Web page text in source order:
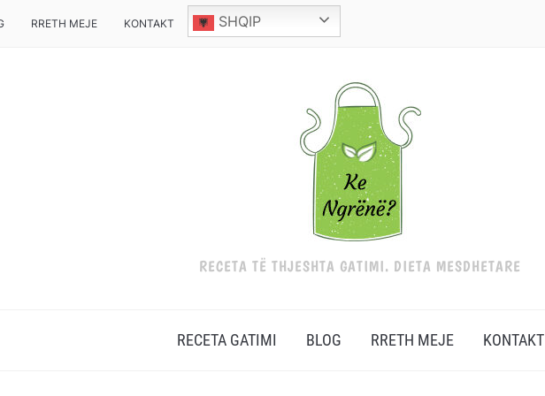
RRETH MEJE KONTAKT SHQIP
RECETA TË THJESHTA GATIMI. DIETA MESDHETARE
RECETA GATIMI BLOG RRETH MEJE KONTAKT